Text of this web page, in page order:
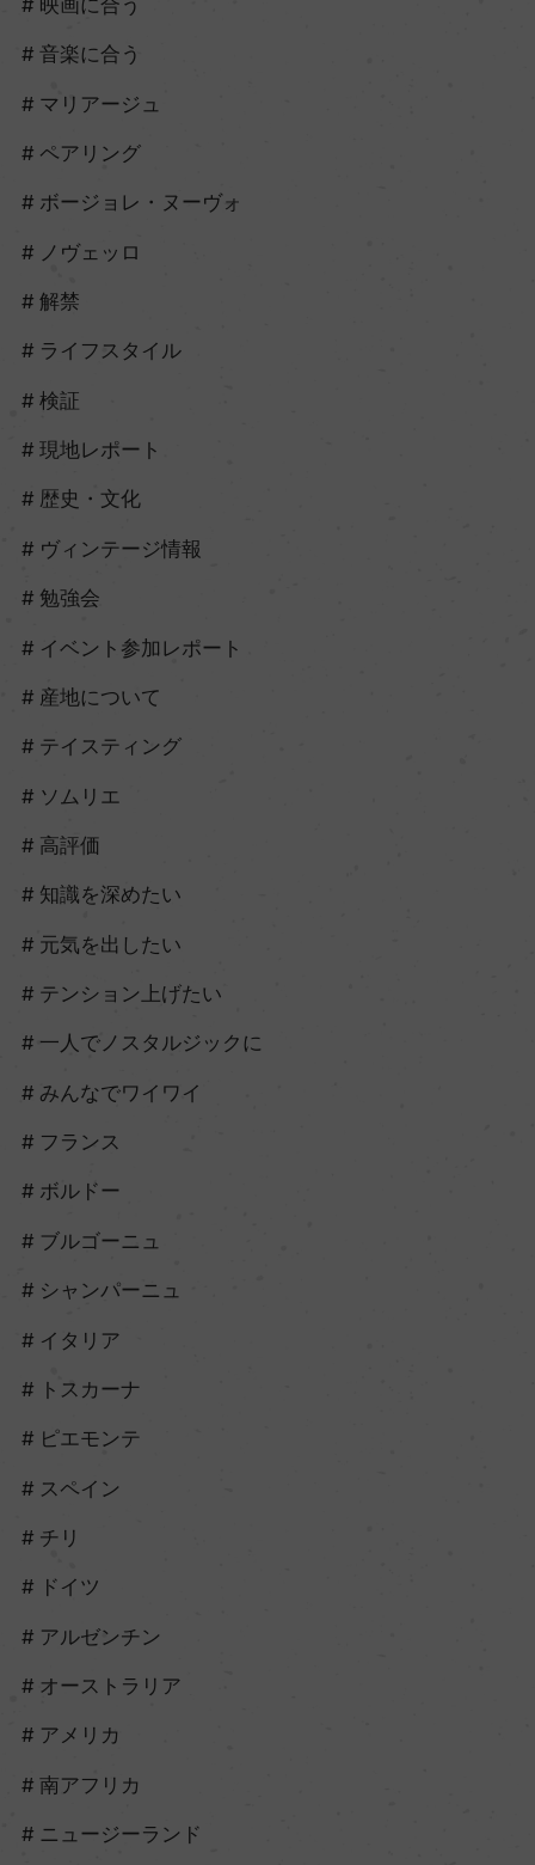
音楽に合う
マリアージュ
ペアリング
ボージョレ・ヌーヴォ
ノヴェッロ
解禁
ライフスタイル
検証
現地レポート
歴史・文化
ヴィンテージ情報
勉強会
イベント参加レポート
産地について
テイスティング
ソムリエ
高評価
知識を深めたい
元気を出したい
テンション上げたい
一人でノスタルジックに
みんなでワイワイ
フランス
ボルドー
ブルゴーニュ
シャンパーニュ
イタリア
トスカーナ
ピエモンテ
スペイン
チリ
ドイツ
アルゼンチン
オーストラリア
アメリカ
南アフリカ
ニュージーランド